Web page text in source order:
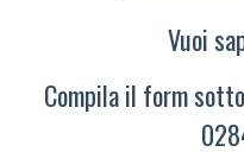
Vuoi
Compila il form